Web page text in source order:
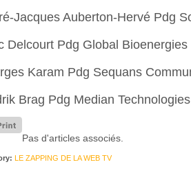
Jacques Auberton-Hervé Pdg
Delcourt Pdg Global Bioenergies
Karam Pdg Sequans
Brag Pdg Median Technologies
Pas d'articles associés.
LE ZAPPING DE LA WEB TV